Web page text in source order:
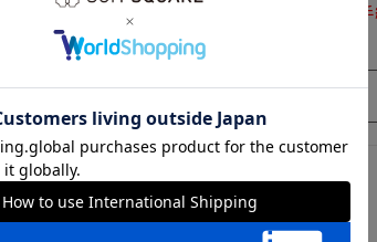
※購入履歴の確認、領収書の発行、キャンセル
だけません。